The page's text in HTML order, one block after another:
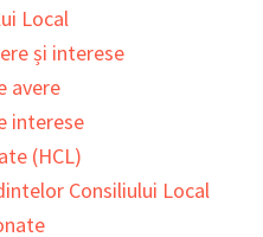
Local
și interese
avere
interese
(HCL)
Consiliului Local